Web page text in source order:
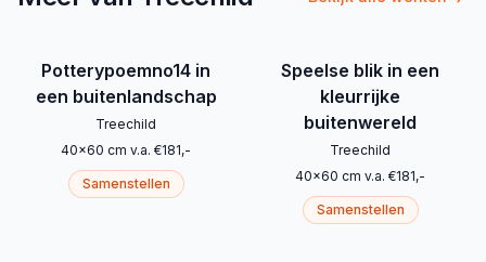
Potterypoemno14 in
een buitenlandschap
Treechild
40x60 cm v.a. €181,-
Samenstellen
Speelse blik in een
kleurrijke
buitenwereld
Treechild
40x60 cm v.a. €181,-
Samenstellen